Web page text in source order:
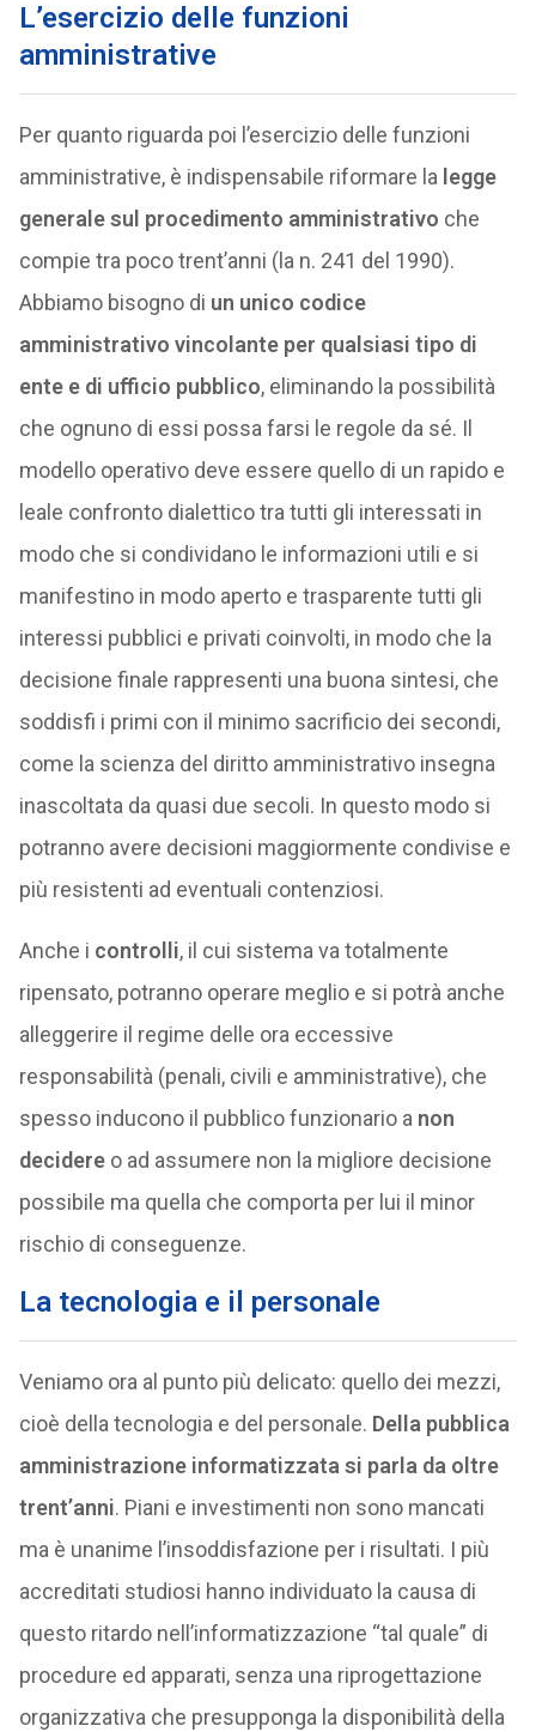
L’esercizio delle funzioni
amministrative
Per quanto riguarda poi l’esercizio delle funzioni
amministrative, è indispensabile riformare la legge
generale sul procedimento amministrativo che
compie tra poco trent’anni (la n. 241 del 1990).
Abbiamo bisogno di un unico codice
amministrativo vincolante per qualsiasi tipo di
ente e di ufficio pubblico, eliminando la possibilità
che ognuno di essi possa farsi le regole da sé. Il
modello operativo deve essere quello di un rapido e
leale confronto dialettico tra tutti gli interessati in
modo che si condividano le informazioni utili e si
manifestino in modo aperto e trasparente tutti gli
interessi pubblici e privati coinvolti, in modo che la
decisione finale rappresenti una buona sintesi, che
soddisfi i primi con il minimo sacrificio dei secondi,
come la scienza del diritto amministrativo insegna
inascoltata da quasi due secoli. In questo modo si
potranno avere decisioni maggiormente condivise e
più resistenti ad eventuali contenziosi.
Anche i controlli, il cui sistema va totalmente
ripensato, potranno operare meglio e si potrà anche
alleggerire il regime delle ora eccessive
responsabilità (penali, civili e amministrative), che
spesso inducono il pubblico funzionario a non
decidereo ad assumere non la migliore decisione
possibile ma quella che comporta per lui il minor
rischio di conseguenze.
La tecnologia e il personale
Veniamo ora al punto più delicato: quello dei mezzi,
cioè della tecnologia e del personale. Della pubblica
amministrazione informatizzata si parla da oltre
trent’anni. Piani e investimenti non sono mancati
ma è unanime l’insoddisfazione per i risultati. I più
accreditati studiosi hanno individuato la causa di
questo ritardo nell’informatizzazione “tal quale” di
procedure ed apparati, senza una riprogettazione
organizzativa che presupponga la disponibilità della